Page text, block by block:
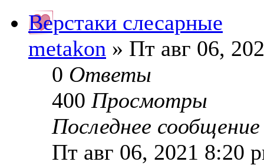
Верстаки слесарные
metakon » Пт авг 06,
0 Ответы
400 Просмотры
Последнее
Пт авг 06, 2021 8:20